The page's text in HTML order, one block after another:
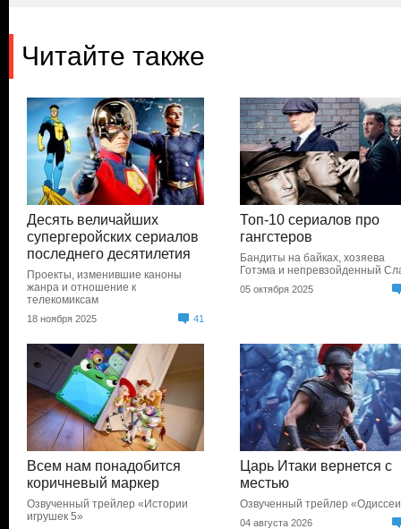
Читайте также
Десять величайших
супергеройских сериалов
последнего десятилетия
Проекты, изменившие каноны
жанра и отношение к
телекомиксам
18 ноября 2025 41
Топ-10 сериалов про
гангстеров
Бандиты на байках, хозяева
Готэма и непревзойденный
05 октября 2025
Всем нам понадобится
коричневый маркер
Озвученный трейлер «Истории
игрушек 5»
Царь Итаки вернется с
местью
Озвученный трейлер
04 августа 2026